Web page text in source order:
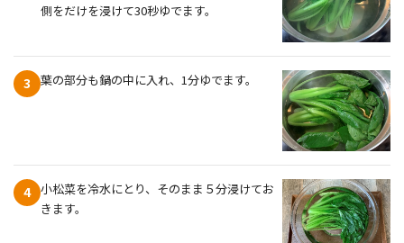
側をだけを浸けて30秒ゆでます。
3 葉の部分も鍋の中に入れ、1分ゆでます。
4 小松菜を冷水にとり、そのまま５分浸けてお
きます。